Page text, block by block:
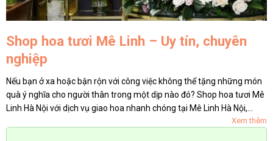
Shop hoa tươi Mê Linh – Uy tín, chuyên
nghiệp
Nếu bạn ở xa hoặc bận rộn với công việc không thể tặng những món
quà ý nghĩa cho người thân trong một dịp nào đó? Shop hoa tươi Mê
Linh Hà Nội với dịch vụ giao hoa nhanh chóng tại Mê Linh Hà Nội,
Xem thêm